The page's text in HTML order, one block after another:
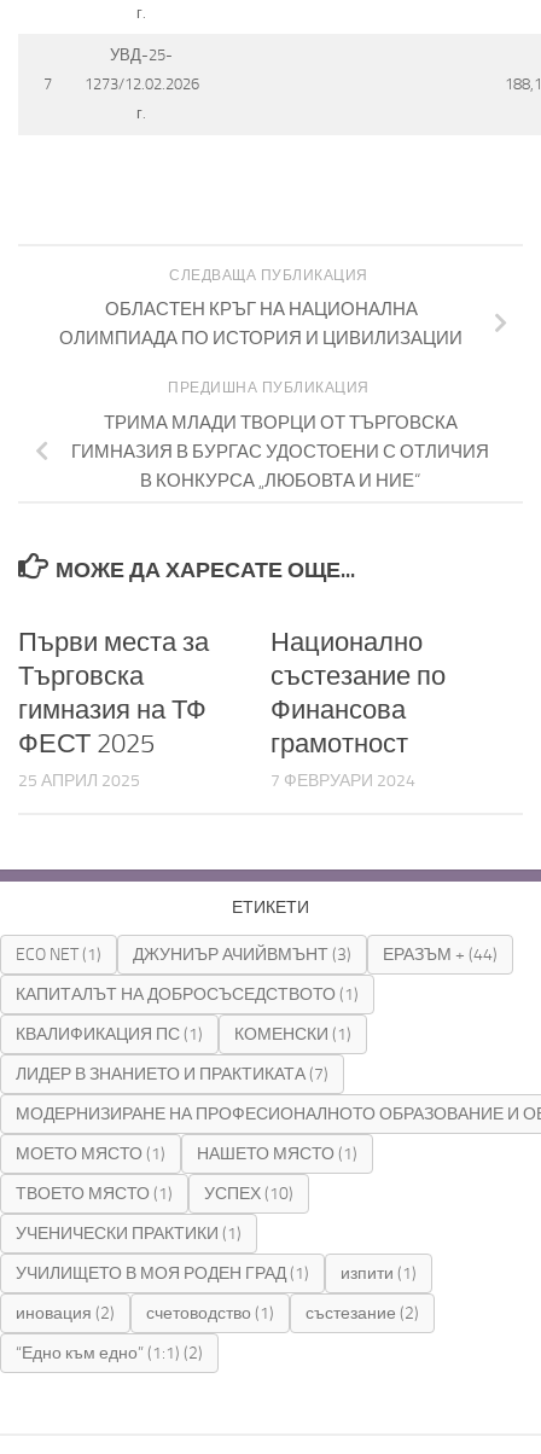
г.
7
УВД-25-
1273/12.02.2026
г.
СЛЕДВАЩА ПУБЛИКАЦИЯ
ОБЛАСТЕН КРЪГ НА НАЦИОНАЛНА
ОЛИМПИАДА ПО ИСТОРИЯ И ЦИВИЛИЗАЦИИ
ПРЕДИШНА ПУБЛИКАЦИЯ
ТРИМА МЛАДИ ТВОРЦИ ОТ ТЪРГОВСКА
ГИМНАЗИЯ В БУРГАС УДОСТОЕНИ С ОТЛИЧИЯ
В КОНКУРСА „ЛЮБОВТА И НИЕ“
МОЖЕ ДА ХАРЕСАТЕ ОЩЕ...
Първи места за
Търговска
гимназия на ТФ
ФЕСТ 2025
25 АПРИЛ 2025
Национално
състезание по
Финансова
грамотност
7 ФЕВРУАРИ 2024
ЕТИКЕТИ
ECO NET(1) ДЖУНИЪР АЧИЙВМЪНТ(3) ЕРАЗЪМ + (44)
КАПИТАЛЪТ НА ДОБРОСЪСЕДСТВОТО (1)
КВАЛИФИКАЦИЯ ПС(1) КОМЕНСКИ (1)
ЛИДЕР В ЗНАНИЕТО И ПРАКТИКАТА(7)
МОДЕРНИЗИРАНЕ НА ПРОФЕСИОНАЛНОТО ОБРАЗОВАНИЕ И
МОЕТО МЯСТО (1) НАШЕТО МЯСТО (1)
ТВОЕТО МЯСТО (1) УСПЕХ(10)
УЧЕНИЧЕСКИ ПРАКТИКИ (1)
УЧИЛИЩЕТО В МОЯ РОДЕН ГРАД(1) изпити (1)
иновация (2) счетоводство (1) състезание (2)
“Едно към едно” (1:1) (2)